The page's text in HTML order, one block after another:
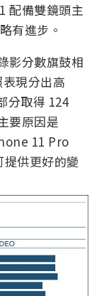
配備雙鏡頭主
有進步。
影分數旗鼓相
現分出高
分取得 124
要原因是
11 Pro
供更好的變